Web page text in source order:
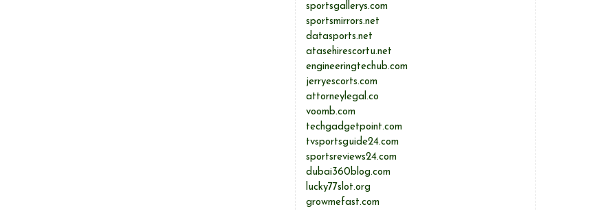
sportsgallerys.com
sportsmirrors.net
datasports.net
atasehirescortu.net
engineeringtechub.com
jerryescorts.com
attorneylegal.co
voomb.com
techgadgetpoint.com
tvsportsguide24.com
sportsreviews24.com
dubai360blog.com
lucky77slot.org
growmefast.com